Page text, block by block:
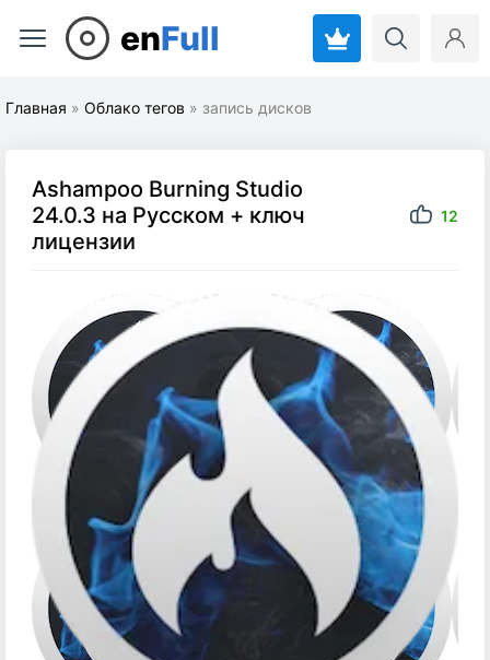
enFull
Главная » Облако тегов » запись дисков
Ashampoo Burning Studio
24.0.3 на Русском + ключ
лицензии
12